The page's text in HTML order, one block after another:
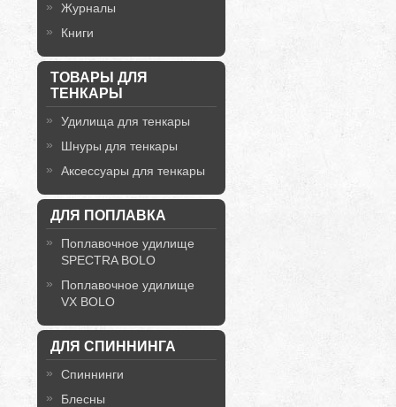
Журналы
Книги
ТОВАРЫ ДЛЯ
ТЕНКАРЫ
Удилища для тенкары
Шнуры для тенкары
Аксессуары для тенкары
ДЛЯ ПОПЛАВКА
Поплавочное удилище
SPECTRA BOLO
Поплавочное удилище
VX BOLO
ДЛЯ СПИННИНГА
Спиннинги
Блесны